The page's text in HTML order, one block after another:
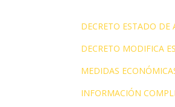
DECRETO ESTADO DE
DECRETO MODIFICA
MEDIDAS
INFORMACIÓN